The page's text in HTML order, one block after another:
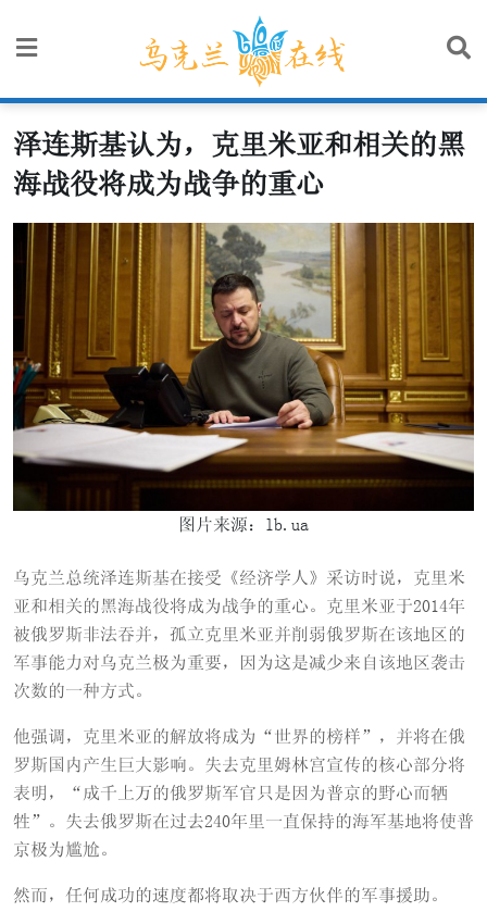
泽连斯基认为，克里米亚和相关的黑
海战役将成为战争的重心
图片来源：lb.ua
乌克兰总统泽连斯基在接受《经济学人》采访时说，克里米
亚和相关的黑海战役将成为战争的重心。克里米亚于2014年
被俄罗斯非法吞并，孤立克里米亚并削弱俄罗斯在该地区的
军事能力对乌克兰极为重要，因为这是减少来自该地区袭击
次数的一种方式。
他强调，克里米亚的解放将成为“世界的榜样”，并将在俄
罗斯国内产生巨大影响。失去克里姆林宫宣传的核心部分将
表明，“成千上万的俄罗斯军官只是因为普京的野心而牺
牲”。失去俄罗斯在过去240年里一直保持的海军基地将使普
京极为尴尬。
然而，任何成功的速度都将取决于西方伙伴的军事援助。